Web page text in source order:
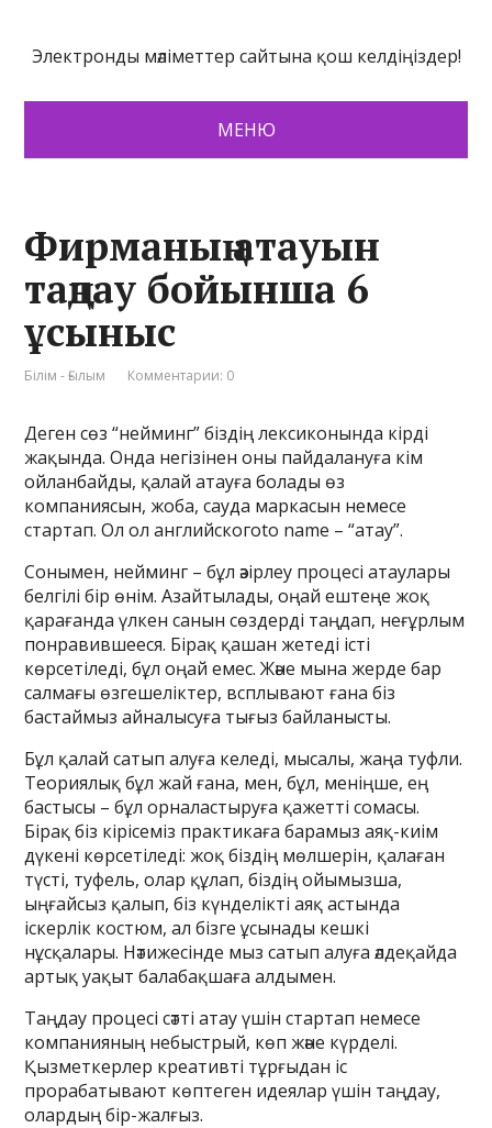
Электронды мәліметтер сайтына қош келдіңіздер!
МЕНЮ
Фирманың атауын
таңдау бойынша 6
ұсыныс
Білім - Ғылым Комментарии: 0
Деген сөз “нейминг” біздің лексиконында кірді
жақында. Онда негізінен оны пайдалануға кім
ойланбайды, қалай атауға болады өз
компаниясын, жоба, сауда маркасын немесе
стартап. Ол ол английскогоto name – “атау”.
Сонымен, нейминг – бұл әзірлеу процесі атаулары
белгілі бір өнім. Азайтылады, оңай ештеңе жоқ
қарағанда үлкен санын сөздерді таңдап, неғұрлым
понравившееся. Бірақ қашан жетеді істі
көрсетіледі, бұл оңай емес. Және мына жерде бар
салмағы өзгешеліктер, всплывают ғана біз
бастаймыз айналысуға тығыз байланысты.
Бұл қалай сатып алуға келеді, мысалы, жаңа туфли.
Теориялық бұл жай ғана, мен, бұл, меніңше, ең
бастысы – бұл орналастыруға қажетті сомасы.
Бірақ біз кірісеміз практикаға барамыз аяқ-киім
дүкені көрсетіледі: жоқ біздің мөлшерін, қалаған
түсті, туфель, олар құлап, біздің ойымызша,
ыңғайсыз қалып, біз күнделікті аяқ астында
іскерлік костюм, ал бізге ұсынады кешкі
нұсқалары. Нәтижесінде мыз сатып алуға әлдеқайда
артық уақыт балабақшаға алдымен.
Таңдау процесі сәтті атау үшін стартап немесе
компанияның небыстрый, көп және күрделі.
Қызметкерлер креативті тұрғыдан іс
прорабатывают көптеген идеялар үшін таңдау,
олардың бір-жалғыз.